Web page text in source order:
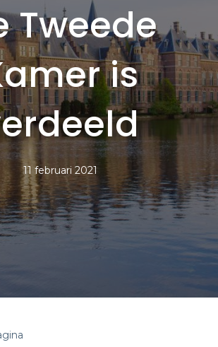
Tweede
is
11 februari 2021